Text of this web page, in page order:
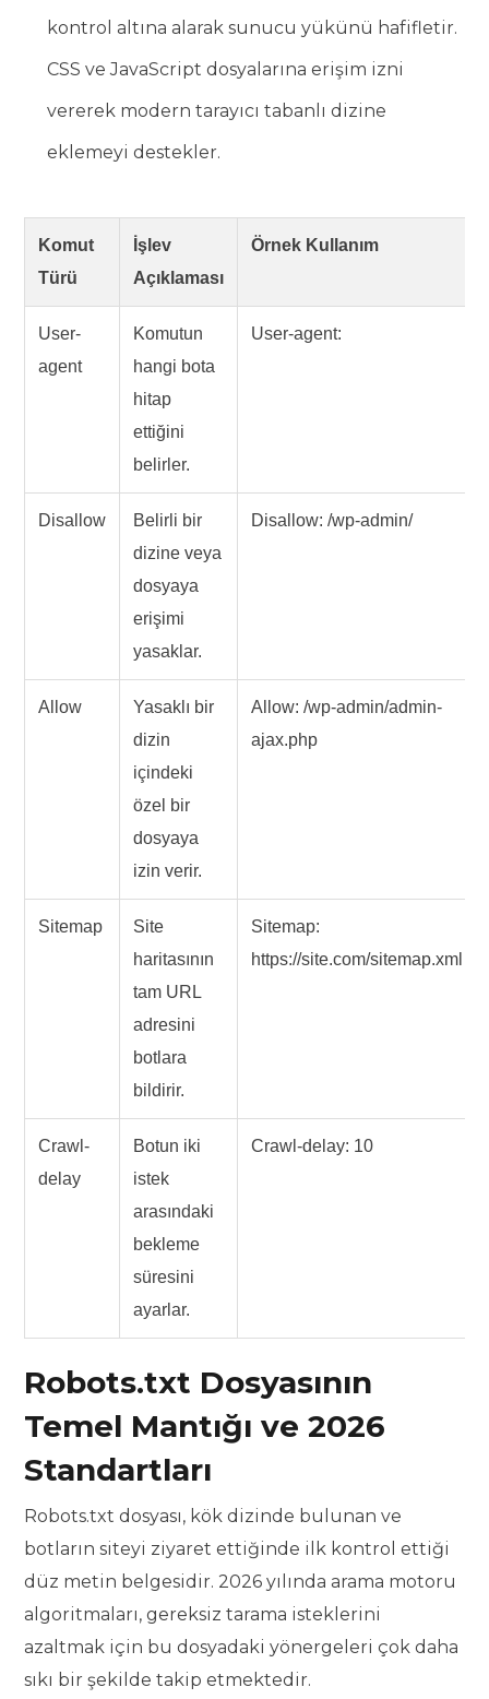
kontrol altına alarak sunucu yükünü hafifletir.
CSS ve JavaScript dosyalarına erişim izni
vererek modern tarayıcı tabanlı dizine
eklemeyi destekler.
Komut
Türü
İşlev
Açıklaması
Örnek Kullanım
User-
agent
Komutun
hangi bota
hitap
ettiğini
belirler.
User-agent:
Disallow
Belirli bir
dizine veya
dosyaya
erişimi
yasaklar.
Disallow: /wp-admin/
Allow
Yasaklı bir
dizin
içindeki
özel bir
dosyaya
izin verir.
Allow: /wp-admin/admin-
ajax.php
Sitemap
Site
haritasının
tam URL
adresini
botlara
bildirir.
Sitemap:
https://site.com/sitemap.xml
Crawl-
delay
Botun iki
istek
arasındaki
bekleme
süresini
ayarlar.
Crawl-delay: 10
Robots.txt Dosyasının
Temel Mantığı ve 2026
Standartları
Robots.txt dosyası, kök dizinde bulunan ve
botların siteyi ziyaret ettiğinde ilk kontrol ettiği
düz metin belgesidir. 2026 yılında arama motoru
algoritmaları, gereksiz tarama isteklerini
azaltmak için bu dosyadaki yönergeleri çok daha
sıkı bir şekilde takip etmektedir.